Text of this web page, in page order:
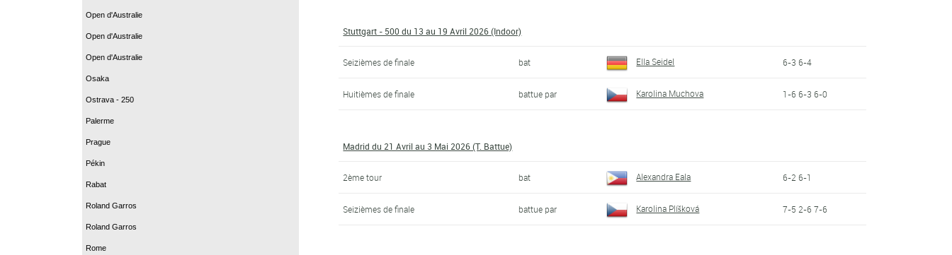
Open d'Australie
Open d'Australie
Open d'Australie
Osaka
Ostrava - 250
Palerme
Prague
Pékin
Rabat
Roland Garros
Roland Garros
Rome
Stuttgart - 500 du 13 au 19 Avril 2026 (Indoor)
Seizièmes de finale bat Ella Seidel 6-3 6-4
Huitièmes de finale battue par Karolina Muchova 1-6 6-3 6-0
Madrid du 21 Avril au 3 Mai 2026 (T. Battue)
2ème tour bat Alexandra Eala 6-2 6-1
Seizièmes de finale battue par Karolina Plíšková 7-5 2-6 7-6